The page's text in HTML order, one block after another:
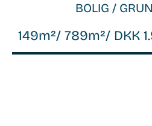
BOLIG /
149m²/ 789m²/ DKK